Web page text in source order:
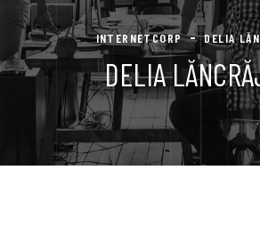
INTERNETCORP DELIA
DELIA